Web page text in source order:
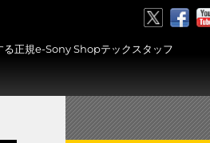
る正規e-Sony Shopテックスタッフ